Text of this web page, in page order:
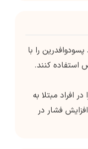
پسودوافدرین را با
کنند.
افراد مبتلا به
فشار در